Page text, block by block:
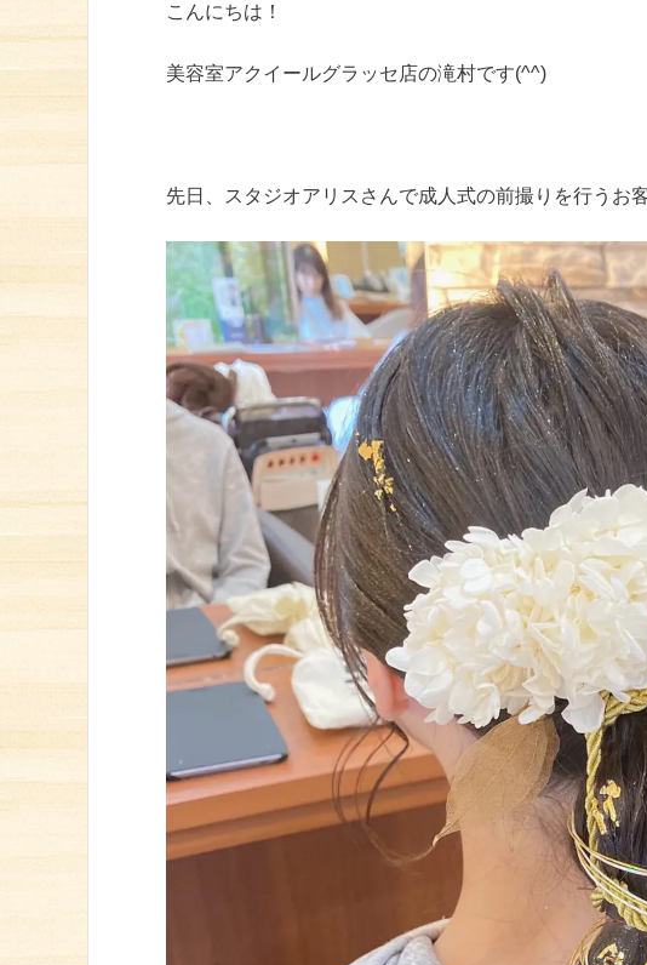
こんにちは！
美容室アクイールグラッセ店の滝村です(^^)
先日、スタジオアリスさんで成人式の前撮りを行うお